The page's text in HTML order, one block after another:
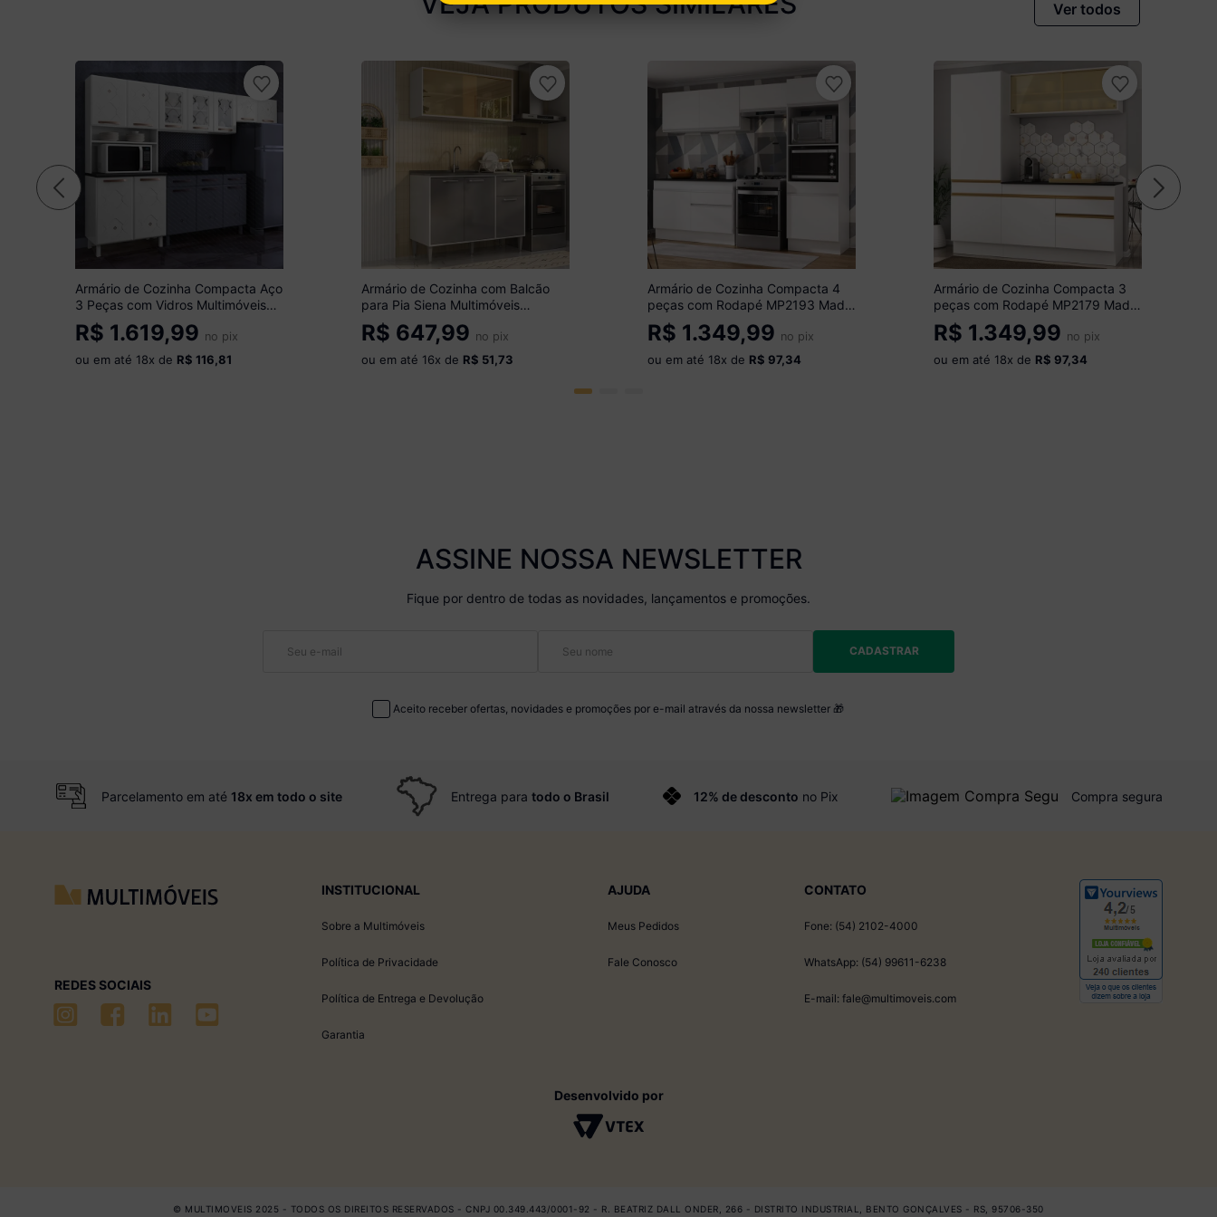
Ver todos
Armário de Cozinha Compacta Aço
3 Peças com Vidros Multimóveis
CR20350 Branco
R$ 1.619,99 no pix
ou em até 18x de R$ 116,81
Armário de Cozinha com Balcão
para Pia Siena Multimóveis
MP2216 Branco/Lacca Fumê
R$ 647,99 no pix
ou em até 16x de R$ 51,73
Armário de Cozinha Compacta 4
peças com Rodapé MP2193 Made
Multimóveis Branco
R$ 1.349,99 no pix
ou em até 18x de R$ 97,34
Armário de Cozinha Compacta 3
peças com Rodapé MP2179 Made
Multimóveis Branco/Dourado
R$ 1.349,99 no pix
ou em até 18x de R$ 97,34
ASSINE NOSSA NEWSLETTER
Fique por dentro de todas as novidades, lançamentos e promoções.
CADASTRAR
Aceito receber ofertas, novidades e promoções por e-mail através da nossa newsletter 🎁
Parcelamento em até 18x em todo o site Entrega paratodo o Brasil 12% de desconto no Pix Compra segura
REDES SOCIAIS
INSTITUCIONAL
Sobre a Multimóveis
Política de Privacidade
Política de Entrega e Devolução
Garantia
AJUDA
Meus Pedidos
Fale Conosco
CONTATO
Fone: (54) 2102-4000
WhatsApp: (54) 99611-6238
E-mail: fale@multimoveis.com
Desenvolvido por
© MULTIMOVEIS 2025 - TODOS OS DIREITOS RESERVADOS - CNPJ 00.349.443/0001-92 - R. BEATRIZ DALL ONDER, 266 - DISTRITO INDUSTRIAL, BENTO GONÇALVES - RS, 95706-350